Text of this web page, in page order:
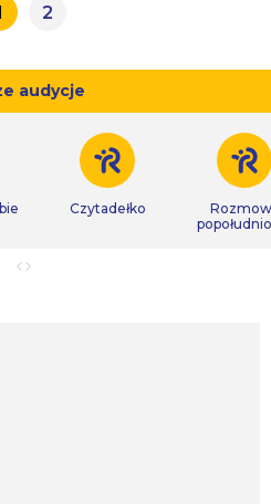
2
audycje
Czytadełko